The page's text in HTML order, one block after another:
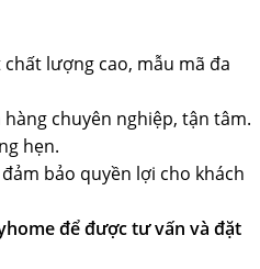
lượng cao, mẫu mã đa
chuyên nghiệp, tận tâm.
hẹn.
bảo quyền lợi cho khách
để được tư vấn và đặt